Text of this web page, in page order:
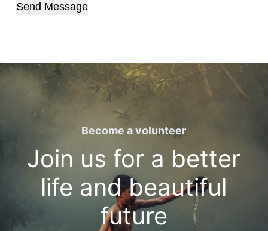
Send Message
Become a volunteer
Join us for a better
life and beautiful
future